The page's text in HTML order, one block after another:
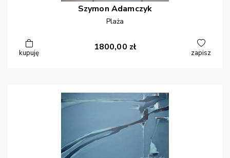
Szymon Adamczyk
Plaża
kupuję
1800,00 zł
zapisz